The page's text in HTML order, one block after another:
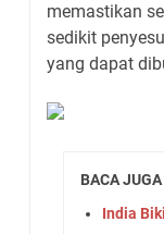
memastikan
sedikit
yang dapat
BACA JUGA
India